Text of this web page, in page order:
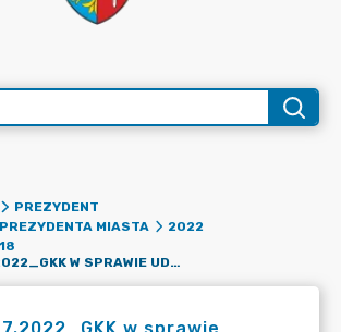
PREZYDENT
MIASTA
2022
OR.0050.447.2022_GKK W SPRAWIE UDZIELENIA ZAMÓWIENIA O WARTOŚCI DO 130 000 ZŁOTYCH NA WYKONANIE AKTUALIZACJI EWIDENCJI GRUNTÓW I BUDYNKÓW W ZAKRESIE UŻYTKÓW DLA 4 DZIAŁEK